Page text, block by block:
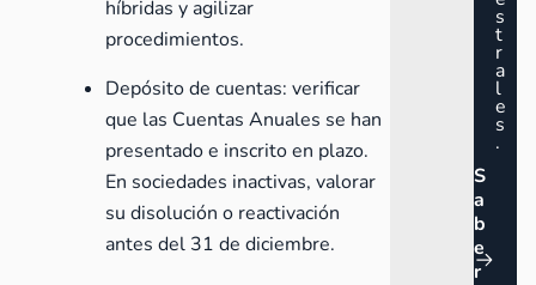
híbridas y agilizar
procedimientos.
Depósito de cuentas: verificar
que las Cuentas Anuales se han
presentado e inscrito en plazo.
En sociedades inactivas, valorar
su disolución o reactivación
antes del 31 de diciembre.
s
t
r
a
l
e
s
.
S
a
b
e
r